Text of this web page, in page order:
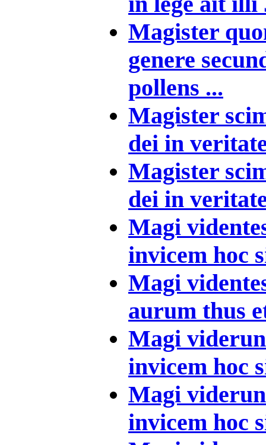
Magister
genere
pollens ...
Magister
dei in
Magister
dei in
Magi
invicem hoc
Magi
aurum thus
Magi
invicem hoc
Magi
invicem hoc